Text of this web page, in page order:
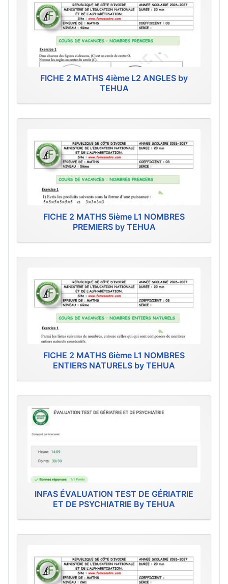
FICHE 2 MATHS 4ième L2 ANGLES by
TEHUA
FICHE 2 MATHS 5ième L1 NOMBRES
PREMIERS by TEHUA
FICHE 2 MATHS 6ième L1 NOMBRES
ENTIERS NATURELS by TEHUA
INFAS ÉVALUATION TEST DE GÉRIATRIE
ET DE PSYCHIATRIE By TEHUA